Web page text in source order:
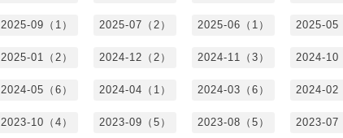
2025-09（1） 2025-07（2） 2025-06（1） 2025-05
2025-01（2） 2024-12（2） 2024-11（3） 2024-10
2024-05（6） 2024-04（1） 2024-03（6） 2024-02
2023-10（4） 2023-09（5） 2023-08（5） 2023-07